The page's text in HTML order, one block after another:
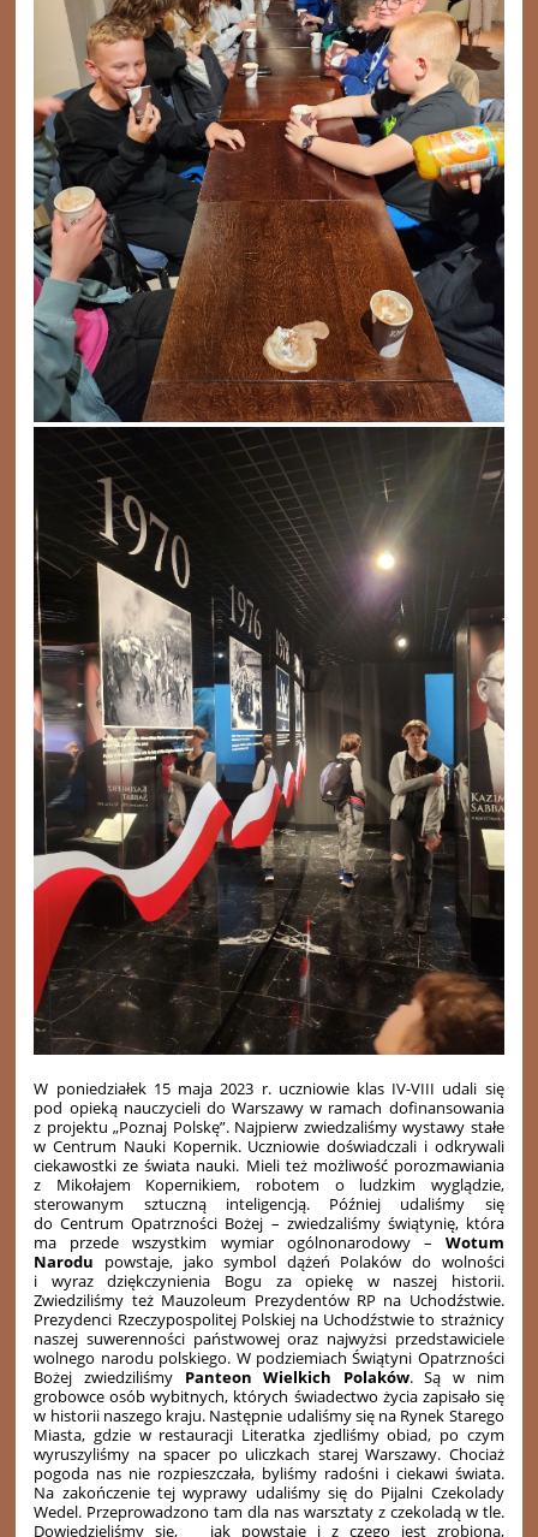
W poniedziałek 15 maja 2023 r. uczniowie klas IV-VIII udali się
pod opieką nauczycieli do Warszawy w ramach dofinansowania
z projektu „Poznaj Polskę”. Najpierw zwiedzaliśmy wystawy stałe
w Centrum Nauki Kopernik. Uczniowie doświadczali i odkrywali
ciekawostki ze świata nauki. Mieli też możliwość porozmawiania
z Mikołajem Kopernikiem, robotem o ludzkim wyglądzie,
sterowanym sztuczną inteligencją. Później udaliśmy się
do Centrum Opatrzności Bożej – zwiedzaliśmy świątynię, która
ma przede wszystkim wymiar ogólnonarodowy – Wotum
Narodu powstaje, jako symbol dążeń Polaków do wolności
i wyraz dziękczynienia Bogu za opiekę w naszej historii.
Zwiedziliśmy też Mauzoleum Prezydentów RP na Uchodźstwie.
Prezydenci Rzeczypospolitej Polskiej na Uchodźstwie to strażnicy
naszej suwerenności państwowej oraz najwyżsi przedstawiciele
wolnego narodu polskiego. W podziemiach Świątyni Opatrzności
Bożej zwiedziliśmy Panteon Wielkich Polaków. Są w nim
grobowce osób wybitnych, których świadectwo życia zapisało się
w historii naszego kraju. Następnie udaliśmy się na Rynek Starego
Miasta, gdzie w restauracji Literatka zjedliśmy obiad, po czym
wyruszyliśmy na spacer po uliczkach starej Warszawy. Chociaż
pogoda nas nie rozpieszczała, byliśmy radośni i ciekawi świata.
Na zakończenie tej wyprawy udaliśmy się do Pijalni Czekolady
Wedel. Przeprowadzono tam dla nas warsztaty z czekoladą w tle.
Dowiedzieliśmy się, jak powstaje i z czego jest zrobiona,